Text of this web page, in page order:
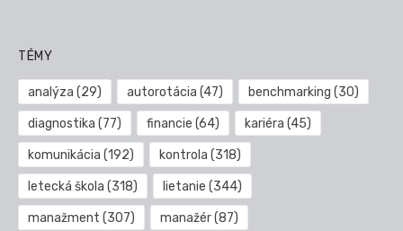
TÉMY
analýza (29) autorotácia (47) benchmarking (30)
diagnostika (77) financie (64) kariéra (45)
komunikácia (192) kontrola (318)
letecká škola (318) lietanie (344)
manažment (307) manažér(87)